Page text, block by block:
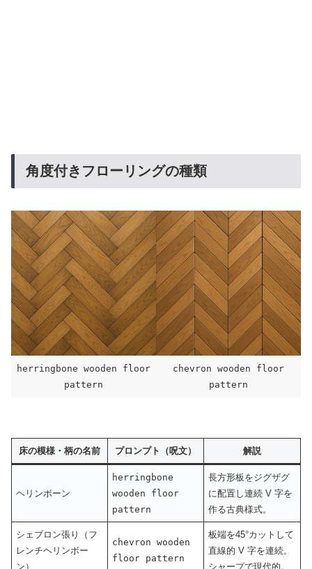
角度付きフローリングの種類
herringbone wooden floor
pattern
chevron wooden floor
pattern
床の模様・柄の名前 プロンプト（呪文） 解説
ヘリンボーン
herringbone
wooden floor
pattern
長方形板をジグザグ
に配置し連続 V 字を
作る古典様式。
シェブロン張り（フ
レンチヘリンボー
ン）
chevron wooden
floor pattern
板端を45°カットして
直線的 V 字を連続。
シャープで現代的。